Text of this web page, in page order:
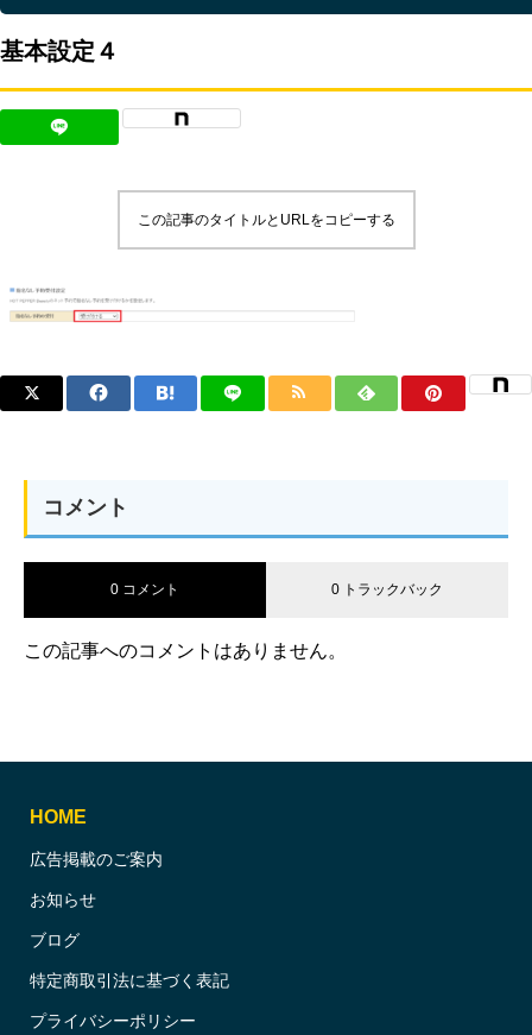
Warning : Undefined variable $parent_cat_name in
基本設定４
この記事のタイトルとURLをコピーする
コメント
0 コメント 0 トラックバック
この記事へのコメントはありません。
HOME
広告掲載のご案内
お知らせ
ブログ
特定商取引法に基づく表記
プライバシーポリシー